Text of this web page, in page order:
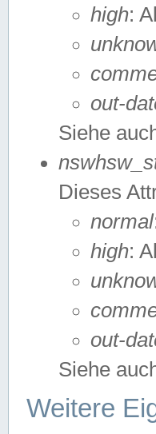
high:
out-
Siehe
Dieses
normal
high:
out-
Siehe
Weitere